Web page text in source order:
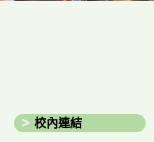
校內連結